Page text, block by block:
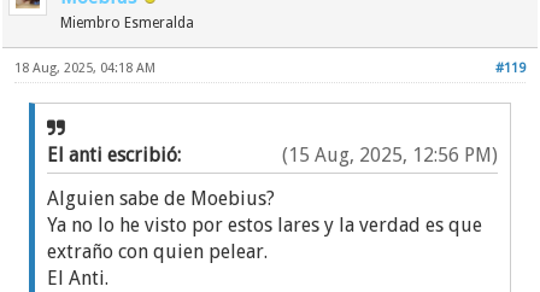
Miembro Esmeralda
#119
18 Aug, 2025, 04:18 AM
(15 Aug, 2025, 12:56 PM)
El anti escribió:
Alguien sabe de Moebius?
Ya no lo he visto por estos lares y la verdad es que
extraño con quien pelear.
El Anti.